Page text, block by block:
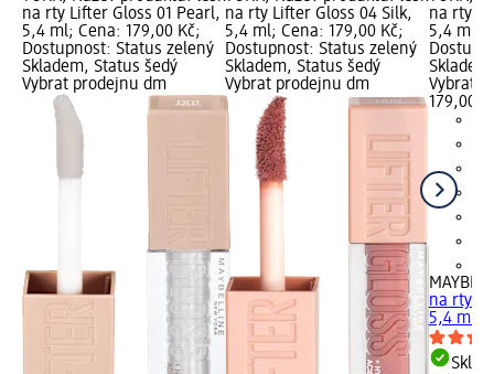
na rty Lifter Gloss 01 Pearl,
5,4 ml; Cena: 179,00 Kč;
Dostupnost: Status zelený
Skladem, Status šedý
Vybrat prodejnu dm
na rty Lifter Gloss 04 Silk,
5,4 ml; Cena: 179,00 Kč;
Dostupnost: Status zelený
Skladem, Status šedý
Vybrat prodejnu dm
na rty
5,4 ml;
Vybrat
179,00
na rty
5,4 ml